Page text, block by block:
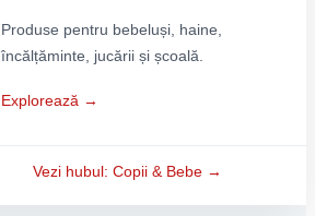
Produse pentru bebeluși, haine,
încălțăminte, jucării și școală.
Explorează →
Vezi hubul: Copii & Bebe →